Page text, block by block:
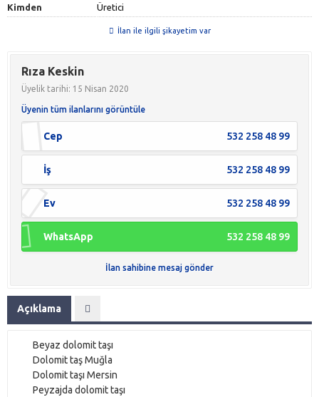
Kimden
Üretici
İlan ile ilgili şikayetim var
Rıza Keskin
Üyelik tarihi: 15 Nisan 2020
Üyenin tüm ilanlarını görüntüle
Cep 532 258 48 99
İş 532 258 48 99
Ev 532 258 48 99
WhatsApp 532 258 48 99
İlan sahibine mesaj gönder
Açıklama
Beyaz dolomit taşı
Dolomit taş Muğla
Dolomit taşı Mersin
Peyzajda dolomit taşı